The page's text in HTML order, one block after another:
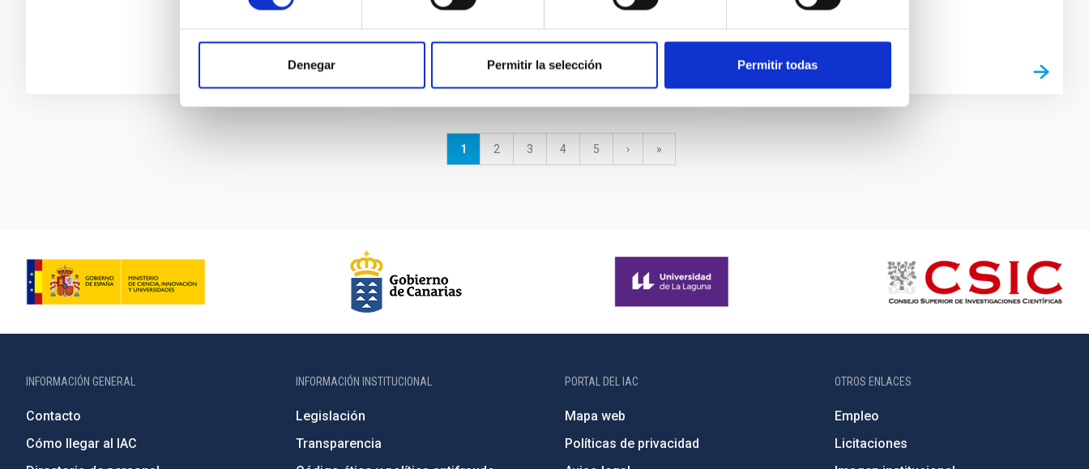
Denegar Permitir la selección Permitir todas
Página
1 Página
2 Página
3 Página
4 Página
5
Siguiente
›
última
»
INFORMACIÓN GENERAL
Contacto
Cómo llegar al IAC
INFORMACIÓN INSTITUCIONAL
Legislación
Transparencia
PORTAL DEL IAC
Mapa web
Políticas de privacidad
OTROS ENLACES
Empleo
Licitaciones